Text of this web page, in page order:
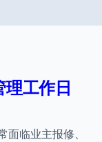
工作日
临业主报修、